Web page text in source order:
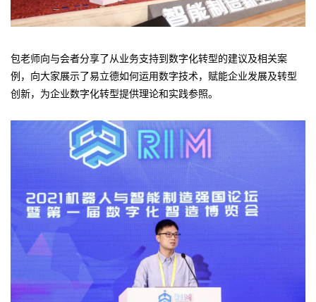
包老师向与会者分享了从业务支持到数字化转型的建议及相关案
例，向大家展示了易立德如何运用数字技术，赋能企业发展及转型
创新，为企业数字化转型提供理论和实践参照。